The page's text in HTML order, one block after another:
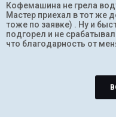
Кофемашина не грела
Мастер приехал в тот же
тоже по заявке) . Ну и
подгорел и не
что благодарность от